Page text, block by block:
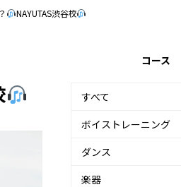
NAYUTAS渋谷校
コース
すべて
ボイストレーニング
ダンス
楽器